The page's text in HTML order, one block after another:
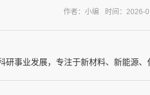
作者：小编 时间：2026-
事业发展，专注于新材料、新能源